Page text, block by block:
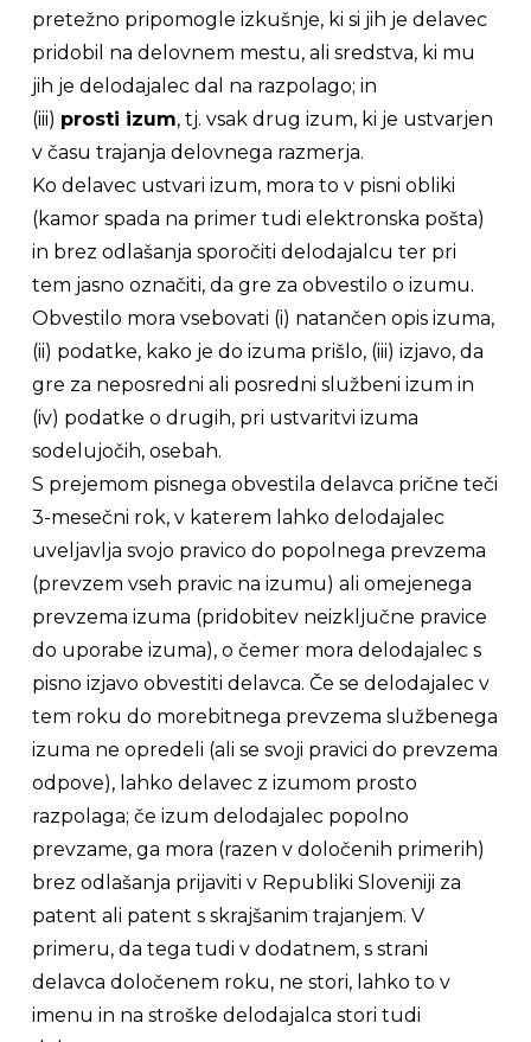
pretežno pripomogle izkušnje, ki si jih je delavec
pridobil na delovnem mestu, ali sredstva, ki mu
jih je delodajalec dal na razpolago; in
(iii) prosti izum, tj. vsak drug izum, ki je ustvarjen
v času trajanja delovnega razmerja.
Ko delavec ustvari izum, mora to v pisni obliki
(kamor spada na primer tudi elektronska pošta)
in brez odlašanja sporočiti delodajalcu ter pri
tem jasno označiti, da gre za obvestilo o izumu.
Obvestilo mora vsebovati (i) natančen opis izuma,
(ii) podatke, kako je do izuma prišlo, (iii) izjavo, da
gre za neposredni ali posredni službeni izum in
(iv) podatke o drugih, pri ustvaritvi izuma
sodelujočih, osebah.
S prejemom pisnega obvestila delavca prične teči
3-mesečni rok, v katerem lahko delodajalec
uveljavlja svojo pravico do popolnega prevzema
(prevzem vseh pravic na izumu) ali omejenega
prevzema izuma (pridobitev neizključne pravice
do uporabe izuma), o čemer mora delodajalec s
pisno izjavo obvestiti delavca. Če se delodajalec v
tem roku do morebitnega prevzema službenega
izuma ne opredeli (ali se svoji pravici do prevzema
odpove), lahko delavec z izumom prosto
razpolaga; če izum delodajalec popolno
prevzame, ga mora (razen v določenih primerih)
brez odlašanja prijaviti v Republiki Sloveniji za
patent ali patent s skrajšanim trajanjem. V
primeru, da tega tudi v dodatnem, s strani
delavca določenem roku, ne stori, lahko to v
imenu in na stroške delodajalca stori tudi